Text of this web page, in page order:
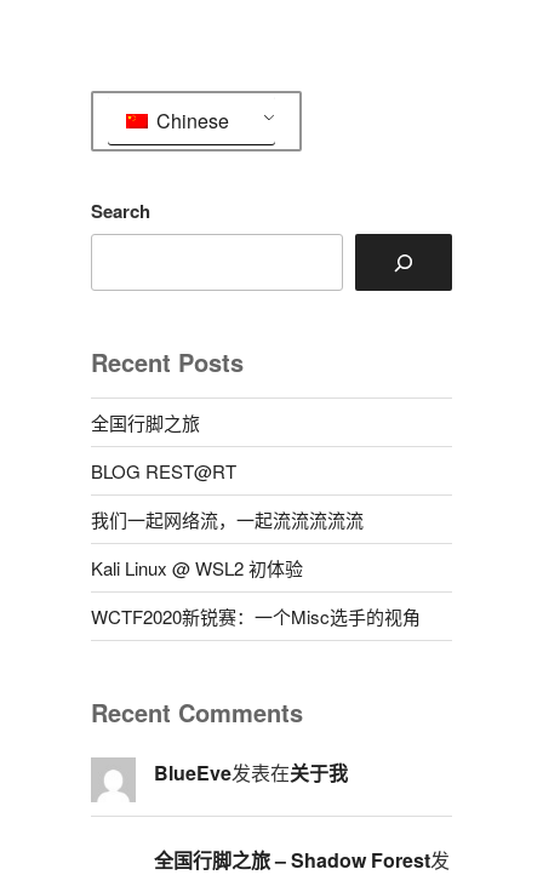
Chinese
Search
Recent Posts
全国行脚之旅
BLOG REST@RT
我们一起网络流，一起流流流流流
Kali Linux @ WSL2 初体验
WCTF2020新锐赛：一个Misc选手的视角
Recent Comments
BlueEve发表在关于我
全国行脚之旅 – Shadow Forest发